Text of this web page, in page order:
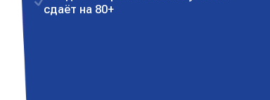
сдаёт на 80+